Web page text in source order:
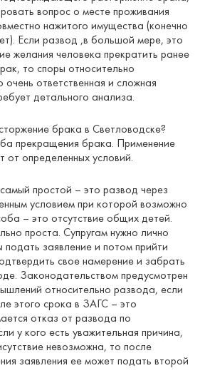
вопрос о месте проживания
нажитого имущества (конечно
Если развод ,в большой мере, это
желания человека прекратить ранее
то споры относительно
ответственная и сложная
детального анализа.
брака в Светловодске?
прекращения брака. Применение
от определенных условий.
простой – это развод через
условием при которой возможно
– это отсутствие общих детей.
проста. Супругам нужно лично
заявление и потом прийти
свое намерение и забрать
Законодательством предусмотрен
относительно развода, если
этого срока в ЗАГС – это
отказ от развода по
у кого есть уважительная причина,
невозможна, то после
заявления ее может подать второй